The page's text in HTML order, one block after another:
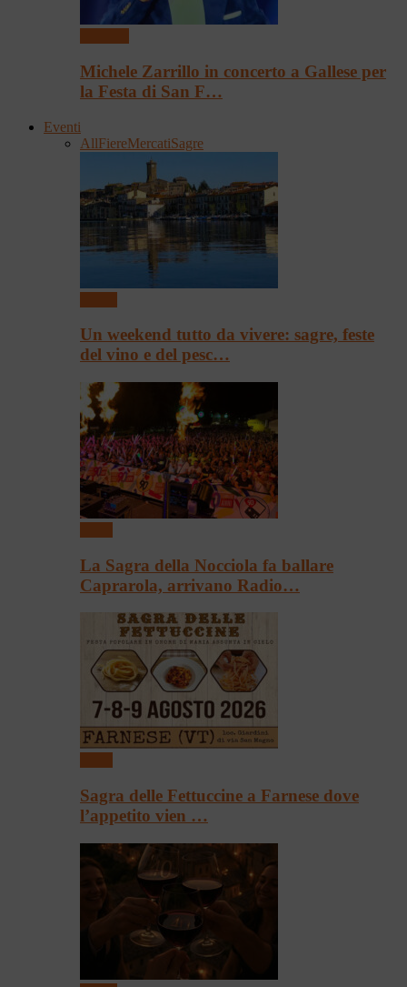
Michele Zarrillo in concerto a Gallese per
la Festa di San F…
Eventi
AllFiereMercatiSagre
Un weekend tutto da vivere: sagre, feste
del vino e del pesc…
La Sagra della Nocciola fa ballare
Caprarola, arrivano Radio…
Sagra delle Fettuccine a Farnese dove
l’appetito vien …